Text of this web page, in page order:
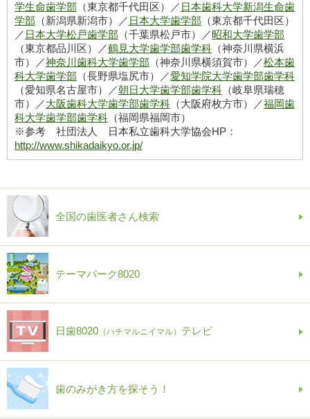
学生命歯学部 （東京都千代田区）／ 日本歯科大学新潟生命歯
学部 （新潟県新潟市）／ 日本大学歯学部 （東京都千代田区）
／ 日本大学松戸歯学部 （千葉県松戸市）／昭和大学歯学部
（東京都品川区）／鶴見大学歯学部歯学科 （神奈川県横浜
市）／神奈川歯科大学歯学部 （神奈川県横須賀市）／松本歯
科大学歯学部 （長野県塩尻市）／愛知学院大学歯学部歯学科
（愛知県名古屋市）／朝日大学歯学部歯学科 （岐阜県瑞穂
市）／大阪歯科大学歯学部歯学科 （大阪府枚方市）／福岡歯
科大学歯学部歯学科 （福岡県福岡市）
※参考 社団法人 日本私立歯科大学協会HP：
http://www.shikadaikyo.or.jp/
全国の歯医者さん検索
テーマパーク8020
日歯8020 （ハチマルニイマル） テレビ
歯のみがき方を探そう！